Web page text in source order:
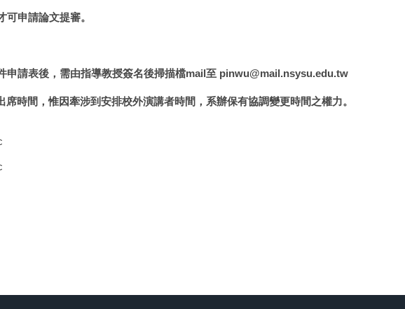
申請論文提審。
申請表後，需由指導教授簽名後掃描檔mail至 pinwu@mail.nsysu.edu.tw
時間，惟因牽涉到安排校外演講者時間，系辦保有協調變更時間之權力。